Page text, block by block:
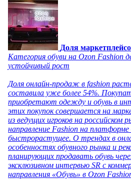
Доля
Категория обуви на Ozon Fashion
устойчивый рост
Доля онлайн-продаж в fashion
составила уже более 54%.
приобретают одежду и обувь в
этих покупок совершается на
из ведущих игроков на российском
направление Fashion на платформе
быстрорастущее. О трендах в
особенностях обувного рынка и
планирующих продавать обувь
эксклюзивном интервью SR с
направления «Обувь» в Ozon